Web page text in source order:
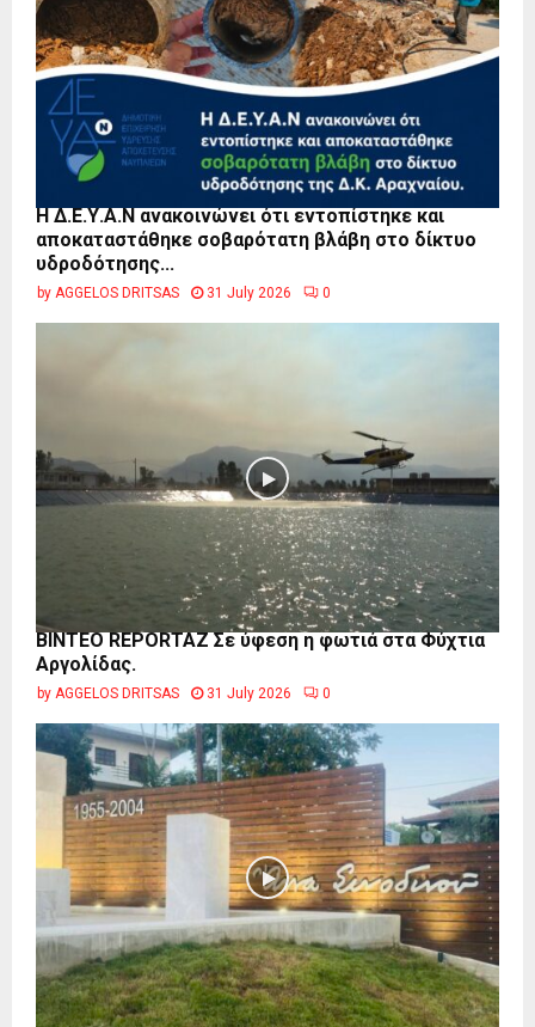
Η Δ.Ε.Υ.Α.Ν ανακοινώνει ότι εντοπίστηκε και
αποκαταστάθηκε σοβαρότατη βλάβη στο δίκτυο
υδροδότησης...
by AGGELOS DRITSAS 31 July 2026 0
BINTEO REPORTAZ Σε ύφεση η φωτιά στα Φύχτια
Αργολίδας.
by AGGELOS DRITSAS 31 July 2026 0